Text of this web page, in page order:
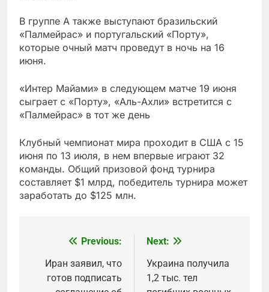
В группе А также выступают бразильский
«Палмейрас» и португальский «Порту»,
которые очный матч проведут в ночь на 16
июня.
«Интер Майами» в следующем матче 19 июня
сыграет с «Порту», «Аль-Ахли» встретится с
«Палмейрас» в тот же день
Клубный чемпионат мира проходит в США с 15
июня по 13 июля, в нем впервые играют 32
команды. Общий призовой фонд турнира
составляет $1 млрд, победитель турнира может
заработать до $125 млн.
navigation
Previous:
Иран заявил, что
готов подписать
Next:
Украина получила
1,2 тыс. тел